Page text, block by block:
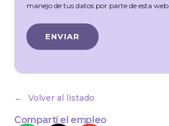
manejo de tus datos por parte de esta web.
Volver al listado
Compartí el empleo